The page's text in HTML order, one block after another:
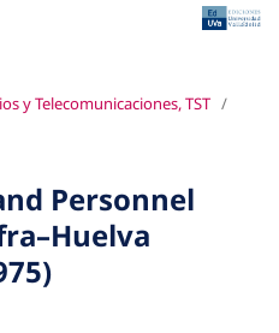
y Telecomunicaciones, TST /
Personnel